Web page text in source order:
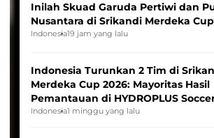
Inilah Skuad Garuda Pertiwi dan
Nusantara di Srikandi Merdeka
Indonesia19 jam yang lalu
Indonesia Turunkan 2 Tim di
Merdeka Cup 2026: Mayoritas Hasil
Pemantauan di HYDROPLUS
League
Indonesia1 minggu yang lalu